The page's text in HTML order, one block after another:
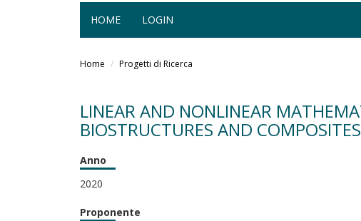
HOME LOGIN
Home Progetti di Ricerca
LINEAR AND NONLINEAR
BIOSTRUCTURES AND
Anno
2020
Proponente